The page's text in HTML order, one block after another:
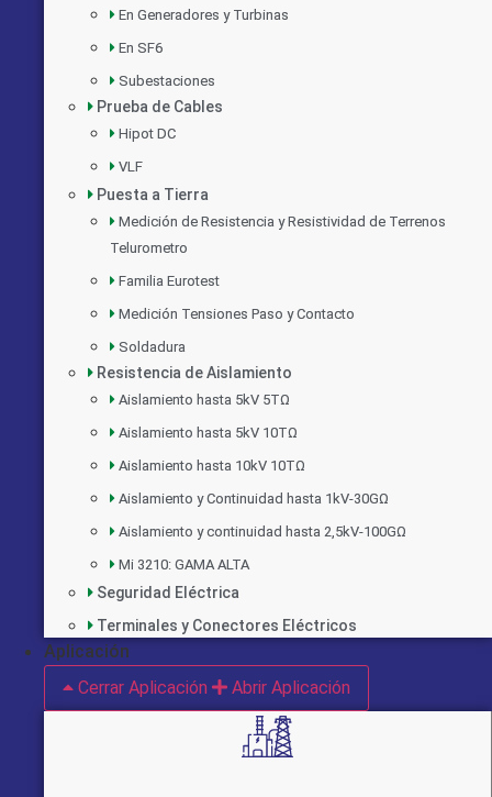
En Generadores y Turbinas
En SF6
Subestaciones
Prueba de Cables
Hipot DC
VLF
Puesta a Tierra
Medición de Resistencia y Resistividad de Terrenos
Telurometro
Familia Eurotest
Medición Tensiones Paso y Contacto
Soldadura
Resistencia de Aislamiento
Aislamiento hasta 5kV 5TΩ
Aislamiento hasta 5kV 10TΩ
Aislamiento hasta 10kV 10TΩ
Aislamiento y Continuidad hasta 1kV-30GΩ
Aislamiento y continuidad hasta 2,5kV-100GΩ
Mi 3210: GAMA ALTA
Seguridad Eléctrica
Terminales y Conectores Eléctricos
Aplicación
Cerrar Aplicación
Abrir Aplicación